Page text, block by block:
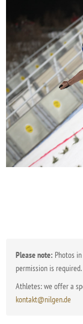
Please note: Photos
permission is required.
Athletes: we offer a
kontakt@nilgen.de